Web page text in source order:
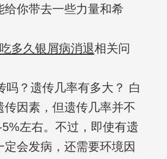
给你带去一些力量和希
多久银屑病消退相关问
吗？遗传几率有多大？ 白
传因素，但遗传几率并不
左右。不过，即使有遗
会发病，还需要环境因